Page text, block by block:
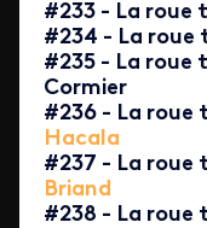
#233 - La roue
#234 - La roue
#235 - La roue
Cormier
#236 - La roue
Hacala
#237 - La roue
Briand
#238 - La roue